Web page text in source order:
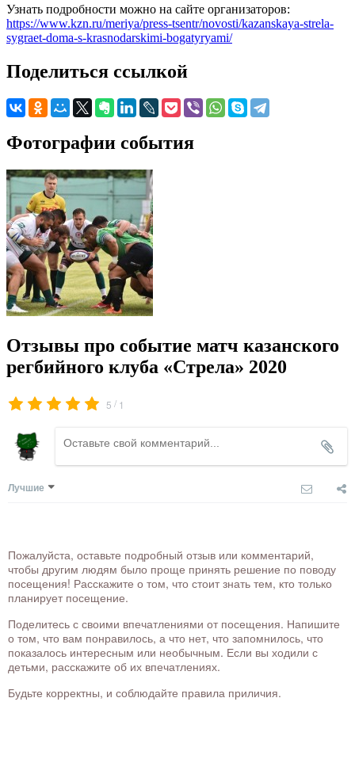
Узнать подробности можно на сайте организаторов:
https://www.kzn.ru/meriya/press-tsentr/novosti/kazanskaya-strela-
sygraet-doma-s-krasnodarskimi-bogatyryami/
Поделиться ссылкой
Фотографии события
Отзывы про событие матч казанского
регбийного клуба «Стрела» 2020
5 / 1
Лучшие
Пожалуйста, оставьте подробный отзыв или комментарий,
чтобы другим людям было проще принять решение по поводу
посещения! Расскажите о том, что стоит знать тем, кто только
планирует посещение.
Поделитесь с своими впечатлениями от посещения. Напишите
о том, что вам понравилось, а что нет, что запомнилось, что
показалось интересным или необычным. Если вы ходили с
детьми, расскажите об их впечатлениях.
Будьте корректны, и соблюдайте правила приличия.